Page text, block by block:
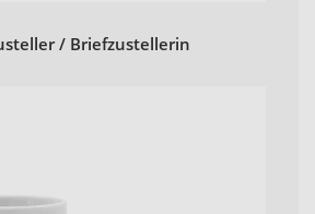
/ Briefzustellerin